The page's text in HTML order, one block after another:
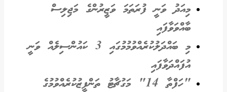
މިއަދު ވަނީ ފުރަތަމަ ވަޒީރުންގެ މަޖިލިސް
ބާއްވަވާފައި
މި ބައްދަލުކުރެއްވުމުމުގައި 3 ކައުންސިލެއް ވަނީ
އުފައްދަވާފައި
"ހަފްތާ 14" މަގުޗާޓު ތަންފީޒުކުރެއްވުމުގެ